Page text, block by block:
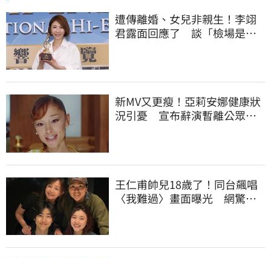
遭傳離婚、女兒非親生！李翊
君露面回應了 談「檢場是否
新MV又更瘦！亞莉安娜健康狀
況引憂 宣布辭演暫離公眾視
王仁甫帥兒18歲了！同台飆唱
〈我難過〉畫面曝光 網驚：